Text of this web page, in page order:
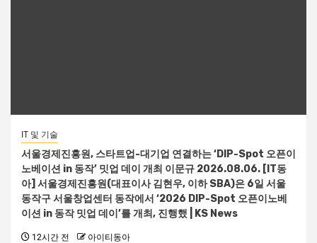
IT 및 기술
서울경제진흥원, 스타트업-대기업 연결하는 ‘DIP-Spot 오픈이
노베이션 in 동작’ 밋업 데이 개최 이문규 2026.08.06. [IT동
아] 서울경제진흥원(대표이사 김현우, 이하 SBA)은 6일 서울
동작구 서울창업센터 동작에서 ‘2026 DIP-Spot 오픈이노베
이션 in 동작 밋업 데이’를 개최, 진행했 | KS News
12시간 전 아이티동아